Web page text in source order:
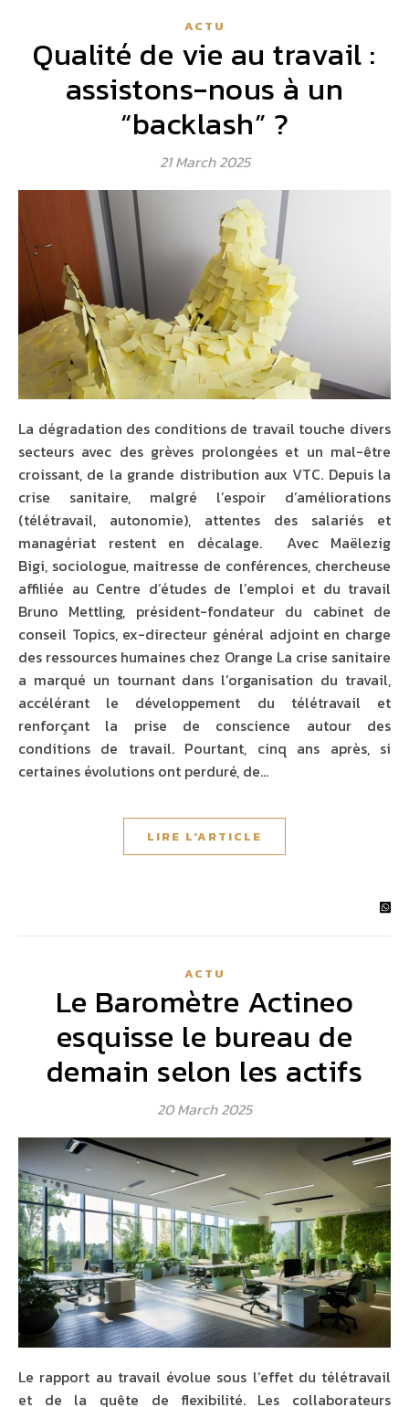
ACTU
Qualité de vie au travail :
assistons-nous à un
“backlash” ?
21 March 2025
La dégradation des conditions de travail touche divers
secteurs avec des grèves prolongées et un mal-être
croissant, de la grande distribution aux VTC. Depuis la
crise sanitaire, malgré l’espoir d’améliorations
(télétravail, autonomie), attentes des salariés et
managériat restent en décalage. Avec Maëlezig
Bigi, sociologue, maitresse de conférences, chercheuse
affiliée au Centre d’études de l’emploi et du travail
Bruno Mettling, président-fondateur du cabinet de
conseil Topics, ex-directeur général adjoint en charge
des ressources humaines chez Orange La crise sanitaire
a marqué un tournant dans l’organisation du travail,
accélérant le développement du télétravail et
renforçant la prise de conscience autour des
conditions de travail. Pourtant, cinq ans après, si
certaines évolutions ont perduré, de…
LIRE L'ARTICLE
ACTU
Le Baromètre Actineo
esquisse le bureau de
demain selon les actifs
20 March 2025
Le rapport au travail évolue sous l’effet du télétravail
et de la quête de flexibilité. Les collaborateurs